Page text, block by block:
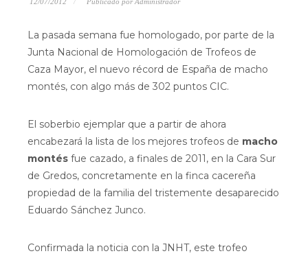
La pasada semana fue homologado, por parte de la
Junta Nacional de Homologación de Trofeos de
Caza Mayor, el nuevo récord de España de macho
montés, con algo más de 302 puntos CIC.
El soberbio ejemplar que a partir de ahora
encabezará la lista de los mejores trofeos de macho
montés fue cazado, a finales de 2011, en la Cara Sur
de Gredos, concretamente en la finca cacereña
propiedad de la familia del tristemente desaparecido
Eduardo Sánchez Junco.
Confirmada la noticia con la JNHT, este trofeo